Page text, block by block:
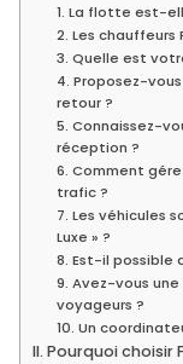
1. La flotte est-
2. Les chauffeurs
3. Quelle est
4. Proposez-
retour ?
5. Connaissez-
réception ?
6. Comment
trafic ?
7. Les véhicules
Luxe » ?
8. Est-il possible
9. Avez-vous
voyageurs ?
10. Un
II. Pourquoi